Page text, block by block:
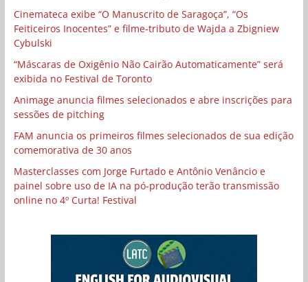
Cinemateca exibe “O Manuscrito de Saragoça”, “Os
Feiticeiros Inocentes” e filme-tributo de Wajda a Zbigniew
Cybulski
“Máscaras de Oxigênio Não Cairão Automaticamente” será
exibida no Festival de Toronto
Animage anuncia filmes selecionados e abre inscrições para
sessões de pitching
FAM anuncia os primeiros filmes selecionados de sua edição
comemorativa de 30 anos
Masterclasses com Jorge Furtado e Antônio Venâncio e
painel sobre uso de IA na pó-produção terão transmissão
online no 4º Curta! Festival